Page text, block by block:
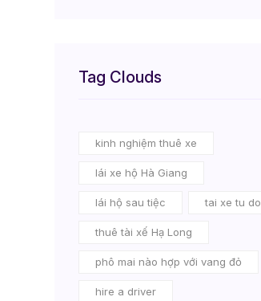
Tag Clouds
kinh nghiệm thuê xe
lái xe hộ Hà Giang
lái hộ sau tiệc tai xe tu do
thuê tài xế Hạ Long
phô mai nào hợp với vang đỏ
hire a driver